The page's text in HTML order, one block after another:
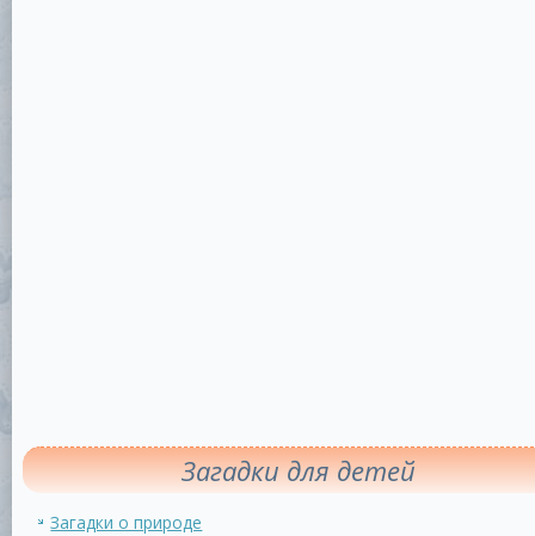
Загадки для детей
Загадки о природе